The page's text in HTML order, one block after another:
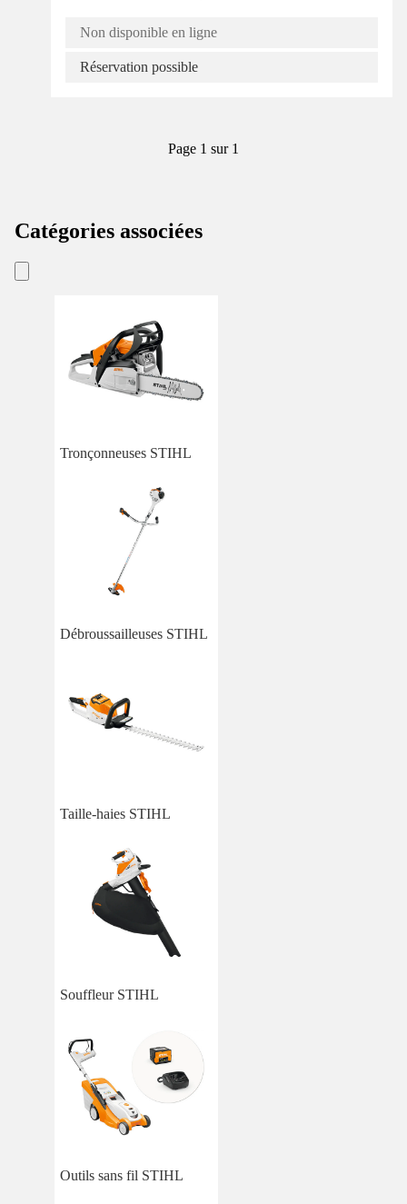
Non disponible en ligne
Réservation possible
Page 1 sur 1
Catégories associées
Tronçonneuses STIHL
Débroussailleuses STIHL
Taille-haies STIHL
Souffleur STIHL
Outils sans fil STIHL